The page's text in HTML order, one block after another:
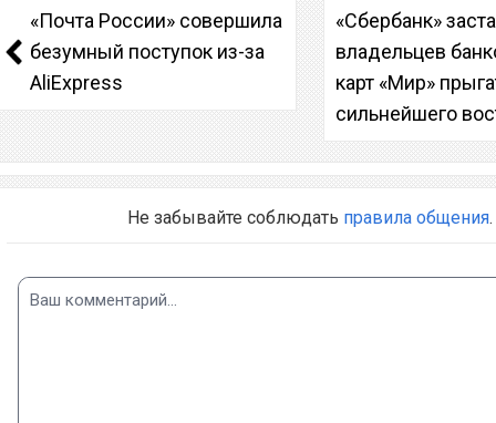
«Почта России» совершила
безумный поступок из-за
AliExpress
«Сбербанк»
владельцев
карт «Мир»
сильнейшего
Не забывайте соблюдать правила общения.